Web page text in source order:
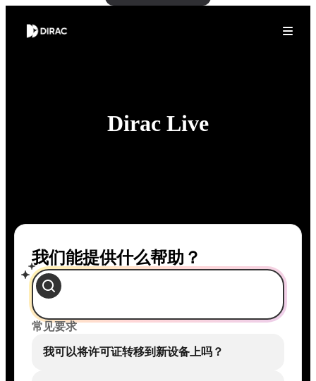
Dirac Live
我们能提供什么帮助？
常见要求
我可以将许可证转移到新设备上吗？